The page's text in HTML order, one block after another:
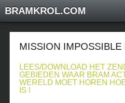
BRAMKROL.COM
MISSION IMPOSSIBLE
LEES/DOWNLOAD HET
GEBIEDEN WAAR BRAM
WERELD MOET HOREN
IS !